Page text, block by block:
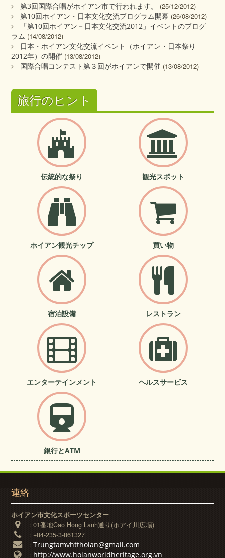
第3回国際合唱がホイアン市で行われます。
(25/12/2012)
第10回ホイアン・日本文化交流プログラム開幕 (26/08/2012)
「第10回ホイアン－日本文化交流2012」イベントのプログ
ラム (14/08/2012)
日本・ホイアン文化交流イベント（ホイアン・日本祭り
2012年）の開催 (13/08/2012)
国際合唱コンテスト第３回がホイアンで開催 (13/08/2012)
旅行のヒント
伝統的な祭り 観光スポット
ホイアン観光チップ 買い物
宿泊設備 レストラン
エンターテインメント ヘルスサービス
銀行とATM
連絡
ホイアン市文化スポーツセンター
:01番地Cao Hong Lanh通り(ホアイ川広場)
:+84-235-3-861327
:Trungtamvhtthoian@gmail.com
: http://www.hoianworldheritage.org.vn